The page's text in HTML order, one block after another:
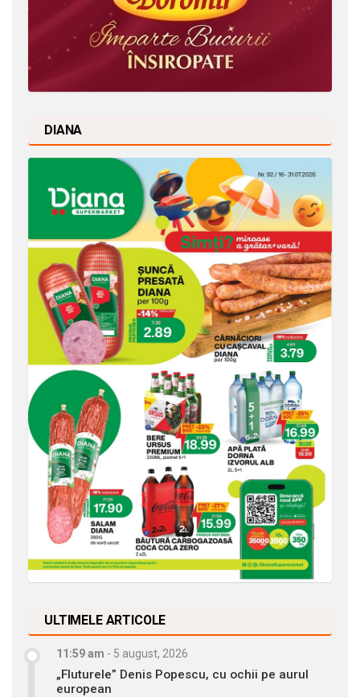
DIANA
ULTIMELE ARTICOLE
11:59 am - 5 august, 2026
„Fluturele” Denis Popescu, cu ochii pe aurul
european